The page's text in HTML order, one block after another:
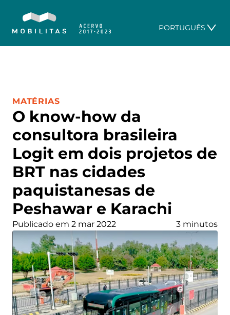
PORTUGUÊS
O know-how da
consultora brasileira
Logit em dois projetos de
BRT nas cidades
paquistanesas de
Peshawar e Karachi
CATEGORIA:
MATÉRIAS
Publicado em 2 mar 2022 3 minutos